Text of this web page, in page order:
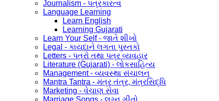
Journalism - પત્રકારત્વ
Language Learning
Learn English
Learning Gujarati
Learn Your Self - જાતે શીખો
Legal - કાયદાને લગતા પુસ્તકો
Letters - પત્રો તથા પત્ર વ્યવહાર
Literature (Gujarati) - લોકસાહિત્ય
Management - વ્યવસ્થા સંચાલન
Mantra Tantra - મંત્ર તંત્ર, મંત્રસિદ્ધિ
Marketing - વેચાણ સેવા
Marriage Songs - લગ્ન ગીતો